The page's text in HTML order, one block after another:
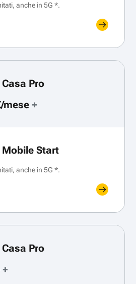
anche in 5G *.
Pro
mese+
Start
anche in 5G *.
Pro
+